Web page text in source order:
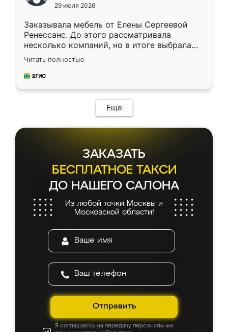
29 июля 2026
Заказывала мебель от Елены Сергеевой
Ренессанс. До этого рассматривала
несколько компаний, но в итоге выбрала
эту. Сначала обговорили условия, потом
приехал замерщик, всё спокойно объяснил
и снял размеры. Изготовили в срок, с
мебель сразу встала на свое место без
каких-либо доработок. Качеством осталась
довольна, все выглядит так, как и ожидала.
Читать полностью
Еще
ЗАКАЗАТЬ
БЕСПЛАТНОЕ ТАКСИ
ДО НАШЕГО САЛОНА
Из любой точки Москвы и
Московской области!
Отправить
Я соглашаюсь на передачу персональных